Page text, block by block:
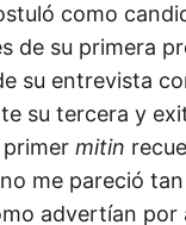
como
de su primera
su entrevista
su tercera y
primer mitin
me pareció
advertían por